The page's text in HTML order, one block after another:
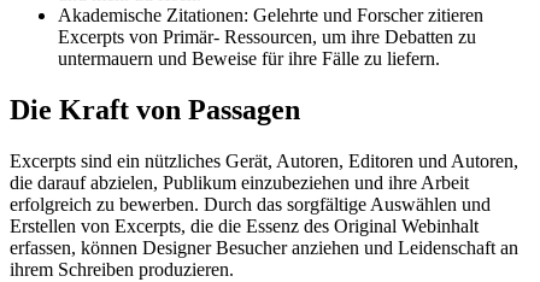
Akademische Zitationen: Gelehrte und Forscher zitieren
Excerpts von Primär- Ressourcen, um ihre Debatten zu
untermauern und Beweise für ihre Fälle zu liefern.
Die Kraft von Passagen
Excerpts sind ein nützliches Gerät, Autoren, Editoren und Autoren,
die darauf abzielen, Publikum einzubeziehen und ihre Arbeit
erfolgreich zu bewerben. Durch das sorgfältige Auswählen und
Erstellen von Excerpts, die die Essenz des Original Webinhalt
erfassen, können Designer Besucher anziehen und Leidenschaft an
ihrem Schreiben produzieren.